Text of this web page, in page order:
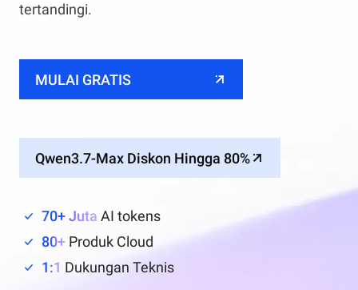
tertandingi.
MULAI GRATIS
Qwen3.7-Max Diskon Hingga 80%
70+ Juta AI tokens
80+ Produk Cloud
1:1 Dukungan Teknis